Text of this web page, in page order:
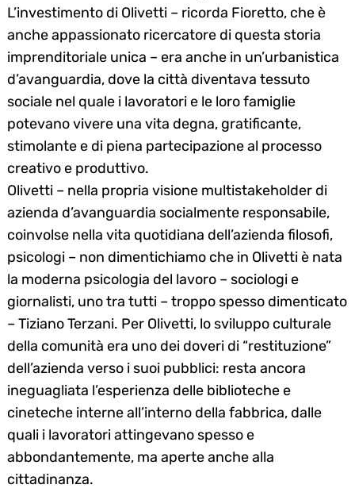
L’investimento di Olivetti – ricorda Fioretto, che è
anche appassionato ricercatore di questa storia
imprenditoriale unica – era anche in un’urbanistica
d’avanguardia, dove la città diventava tessuto
sociale nel quale i lavoratori e le loro famiglie
potevano vivere una vita degna, gratificante,
stimolante e di piena partecipazione al processo
creativo e produttivo.
Olivetti – nella propria visione multistakeholder di
azienda d’avanguardia socialmente responsabile,
coinvolse nella vita quotidiana dell’azienda filosofi,
psicologi – non dimentichiamo che in Olivetti è nata
la moderna psicologia del lavoro – sociologi e
giornalisti, uno tra tutti – troppo spesso dimenticato
– Tiziano Terzani. Per Olivetti, lo sviluppo culturale
della comunità era uno dei doveri di “restituzione”
dell’azienda verso i suoi pubblici: resta ancora
ineguagliata l’esperienza delle biblioteche e
cineteche interne all’interno della fabbrica, dalle
quali i lavoratori attingevano spesso e
abbondantemente, ma aperte anche alla
cittadinanza.